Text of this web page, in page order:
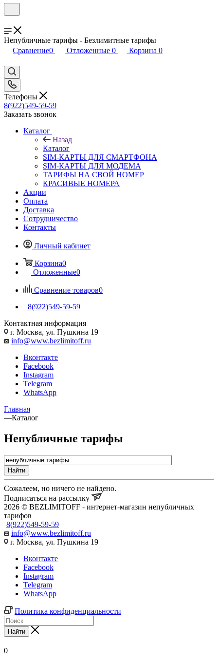
Непубличные тарифы - Безлимитные тарифы
Сравнение0 Отложенные 0 Корзина 0
Телефоны
8(922)549-59-59
Заказать звонок
Каталог
Назад
Каталог
SIM-КАРТЫ ДЛЯ СМАРТФОНА
SIM-КАРТЫ ДЛЯ МОДЕМА
ТАРИФЫ НА СВОЙ НОМЕР
КРАСИВЫЕ НОМЕРА
Акции
Оплата
Доставка
Сотрудничество
Контакты
Личный кабинет
Корзина0
Отложенные0
Сравнение товаров0
8(922)549-59-59
Контактная информация
г. Москва, ул. Пушкина 19
info@www.bezlimitoff.ru
Вконтакте
Facebook
Instagram
Telegram
WhatsApp
Главная
—Каталог
Непубличные тарифы
Найти
Сожалеем, но ничего не найдено.
Подписаться на рассылку
2026 © BEZLIMITOFF - интернет-магазин непубличных
тарифов
8(922)549-59-59
info@www.bezlimitoff.ru
г. Москва, ул. Пушкина 19
Вконтакте
Facebook
Instagram
Telegram
WhatsApp
Политика конфиденциальности
Найти
0